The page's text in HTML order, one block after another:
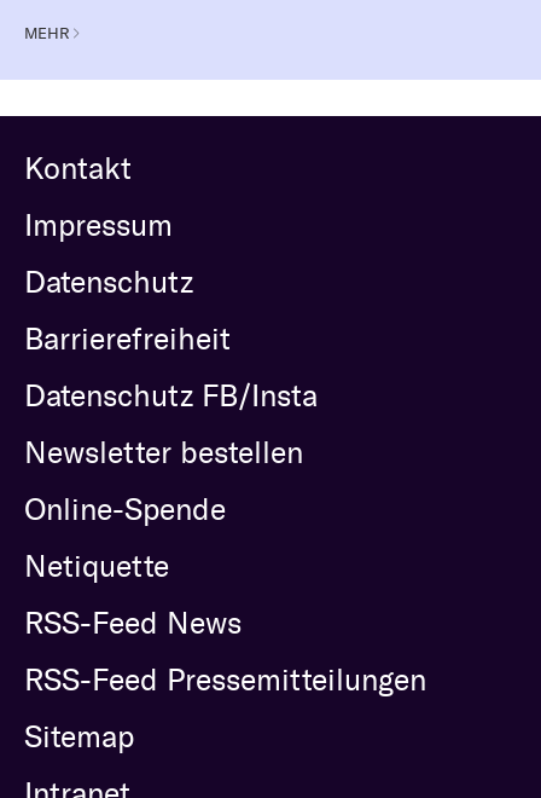
MEHR
Kontakt
Impressum
Datenschutz
Barrierefreiheit
Datenschutz FB/Insta
Newsletter bestellen
Online-Spende
Netiquette
RSS-Feed News
RSS-Feed Pressemitteilungen
Sitemap